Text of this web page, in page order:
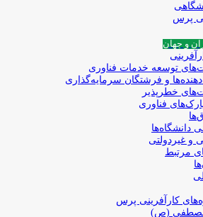
پرس
و جهان
توسعه‌ خدمات فناوری
و فرشتگان‌ سرمایه‌گذاری
خطرپذیر
فناوری
دانشگاه‌ها
و غیردولتی
مرتبط
کارآفرینی‌ پرس
مصطفی (ص)